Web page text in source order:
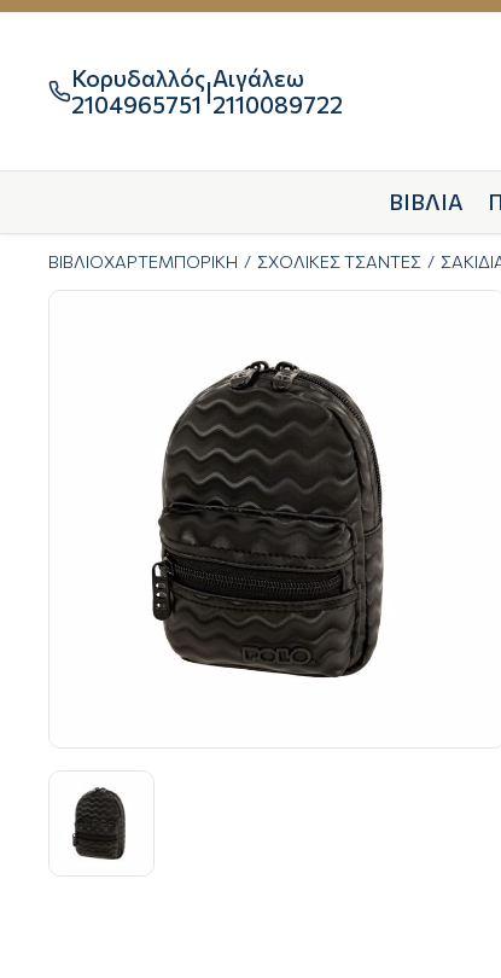
Κορυδαλλός
2104965751 |Αιγάλεω
2110089722
ΒΙΒΛΙΑ
ΒΙΒΛΙΟΧΑΡΤΕΜΠΟΡΙΚΗ ΣΧΟΛΙΚΕΣ ΤΣΑΝΤΕΣ